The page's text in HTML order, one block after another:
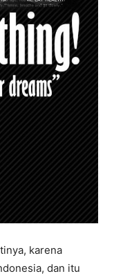
karena
dan itu